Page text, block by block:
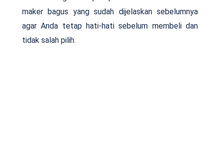
maker bagus yang sudah dijelaskan sebelumnya
agar Anda tetap hati-hati sebelum membeli dan
tidak salah pilih.